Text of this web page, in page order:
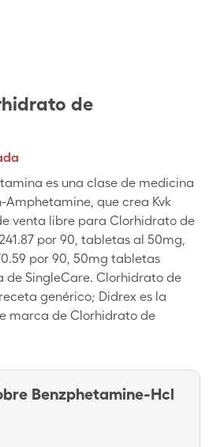
de
es una clase de medicina
Amphetamine, que crea Kvk
venta libre para Clorhidrato de
por 90, tabletas al 50mg,
por 90, 50mg tabletas
de SingleCare. Clorhidrato de
genérico; Didrex es la
marca de Clorhidrato de
Benzphetamine-Hcl